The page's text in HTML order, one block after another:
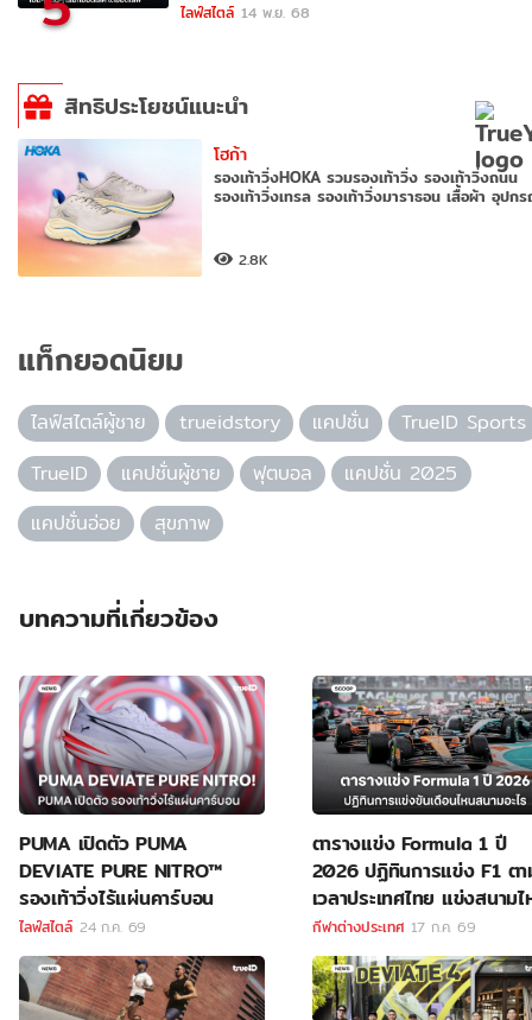
ไลฟ์สไตล์ 14 พ.ย. 68
สิทธิประโยชน์แนะนำ
โฮก้า
รองเท้าวิ่งHOKA รวมรองเท้าวิ่ง รองเท้าวิ่งถนน
รองเท้าวิ่งเทรล รองเท้าวิ่งมาราธอน เสื้อผ้า อุปก
2.8K
แท็กยอดนิยม
ไลฟ์สไตล์ผู้ชาย trueidstory แคปชั่น
TrueID Sports
TrueID
แคปชั่นผู้ชาย ฟุตบอล
แคปชั่น 2025
แคปชั่นอ่อย
สุขภาพ
บทความที่เกี่ยวข้อง
PUMA เปิดตัว PUMA
DEVIATE PURE NITRO™
รองเท้าวิ่งไร้แผ่นคาร์บอน
ไลฟ์สไตล์ 24 ก.ค. 69
ตารางแข่ง Formula 1 ปี
2026 ปฏิทินการแข่ง F1 ต
เวลาประเทศไทย แข่งสนาม
ลิงค์ดูสด F1
กีฬาต่างประเทศ 17 ก.ค. 69